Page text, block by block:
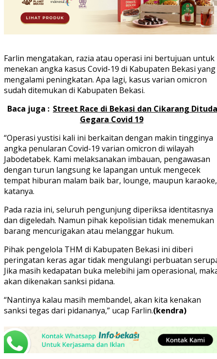
Farlin mengatakan, razia atau operasi ini bertujuan untuk
menekan angka kasus Covid-19 di Kabupaten Bekasi yang
mengalami peningkatan. Apa lagi, kasus varian omicron
sudah ditemukan di Kabupaten Bekasi.
Baca juga : Street Race di Bekasi dan Cikarang Dituda
Gegara Covid 19
“Operasi yustisi kali ini berkaitan dengan makin tingginya
angka penularan Covid-19 varian omicron di wilayah
Jabodetabek. Kami melaksanakan imbauan, pengawasan
dengan turun langsung ke lapangan untuk mengecek
tempat hiburan malam baik bar, lounge, maupun
katanya.
Pada razia ini, seluruh pengunjung diperiksa identitasnya
dan digeledah. Namun pihak kepolisian tidak menemukan
barang mencurigakan atau melanggar hukum.
Pihak pengelola THM di Kabupaten Bekasi ini diberi
peringatan keras agar tidak mengulangi perbuatan
Jika masih kedapatan buka melebihi jam operasional,
akan dikenakan sanksi pidana.
“Nantinya kalau masih membandel, akan kita kenakan
sanksi tegas dari pidananya,” ucap Farlin.(kendra)